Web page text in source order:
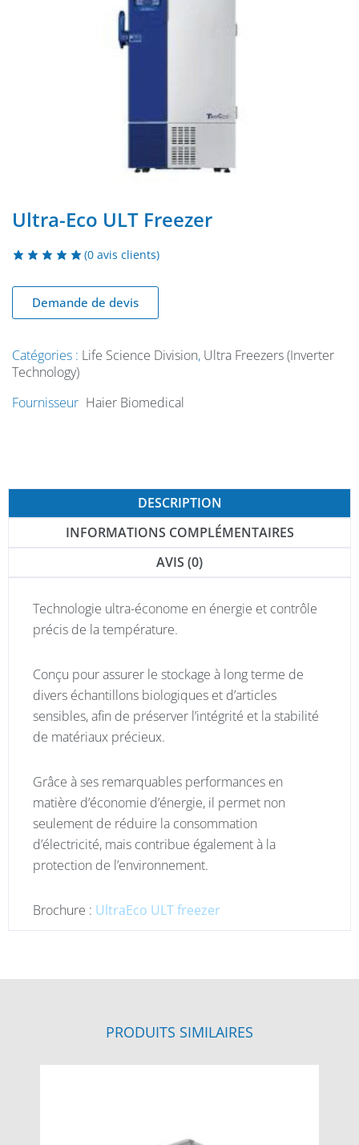
Ultra-Eco ULT Freezer
(0 avis clients)
Demande de devis
Catégories : Life Science Division, Ultra Freezers (Inverter
Technology)
Fournisseur Haier Biomedical
DESCRIPTION
INFORMATIONS COMPLÉMENTAIRES
AVIS (0)
Technologie ultra-économe en énergie et contrôle
précis de la température.
Conçu pour assurer le stockage à long terme de
divers échantillons biologiques et d’articles
sensibles, afin de préserver l’intégrité et la stabilité
de matériaux précieux.
Grâce à ses remarquables performances en
matière d’économie d’énergie, il permet non
seulement de réduire la consommation
d’électricité, mais contribue également à la
protection de l’environnement.
Brochure : UltraEco ULT freezer
PRODUITS SIMILAIRES